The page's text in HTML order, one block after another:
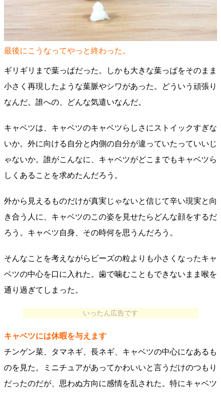
最後にこうなってやっと終わった。
ギリギリまで葉っぱだった。しかも大きな葉っぱをそのまま
小さく再現したような葉脈やシワがあった。どういう頑張り
なんだ。誰への、どんな気遣いなんだ。
キャベツは、キャベツのキャベツらしさにストイックすぎな
いか。外に向ける自分と内側の自分が違っていたっていいじ
ゃないか。誰がこんなに、キャベツがどこまでもキャベツら
しくあることを求めたんだろう。
外から見えるものだけが真実じゃないと信じて辛い現実と向
き合う人に、キャベツのこの姿を見せたらどんな顔をするだ
ろう。キャベツ自身、その時何を思うんだろう。
そんなことを考えながらビーズの粒よりも小さくなったキャ
ベツの中心を口に入れた。歯で噛むこともできないまま喉を
通り過ぎてしまった。
いったん広告です
キャベツには休暇を与えます
チンゲン菜、タマネギ、長ネギ、キャベツの中心になあるも
のを見た。ミニチュアがあってかわいいと言うだけのつもり
だったのだが、思わぬ方向に感情を乱された。特にキャベツ